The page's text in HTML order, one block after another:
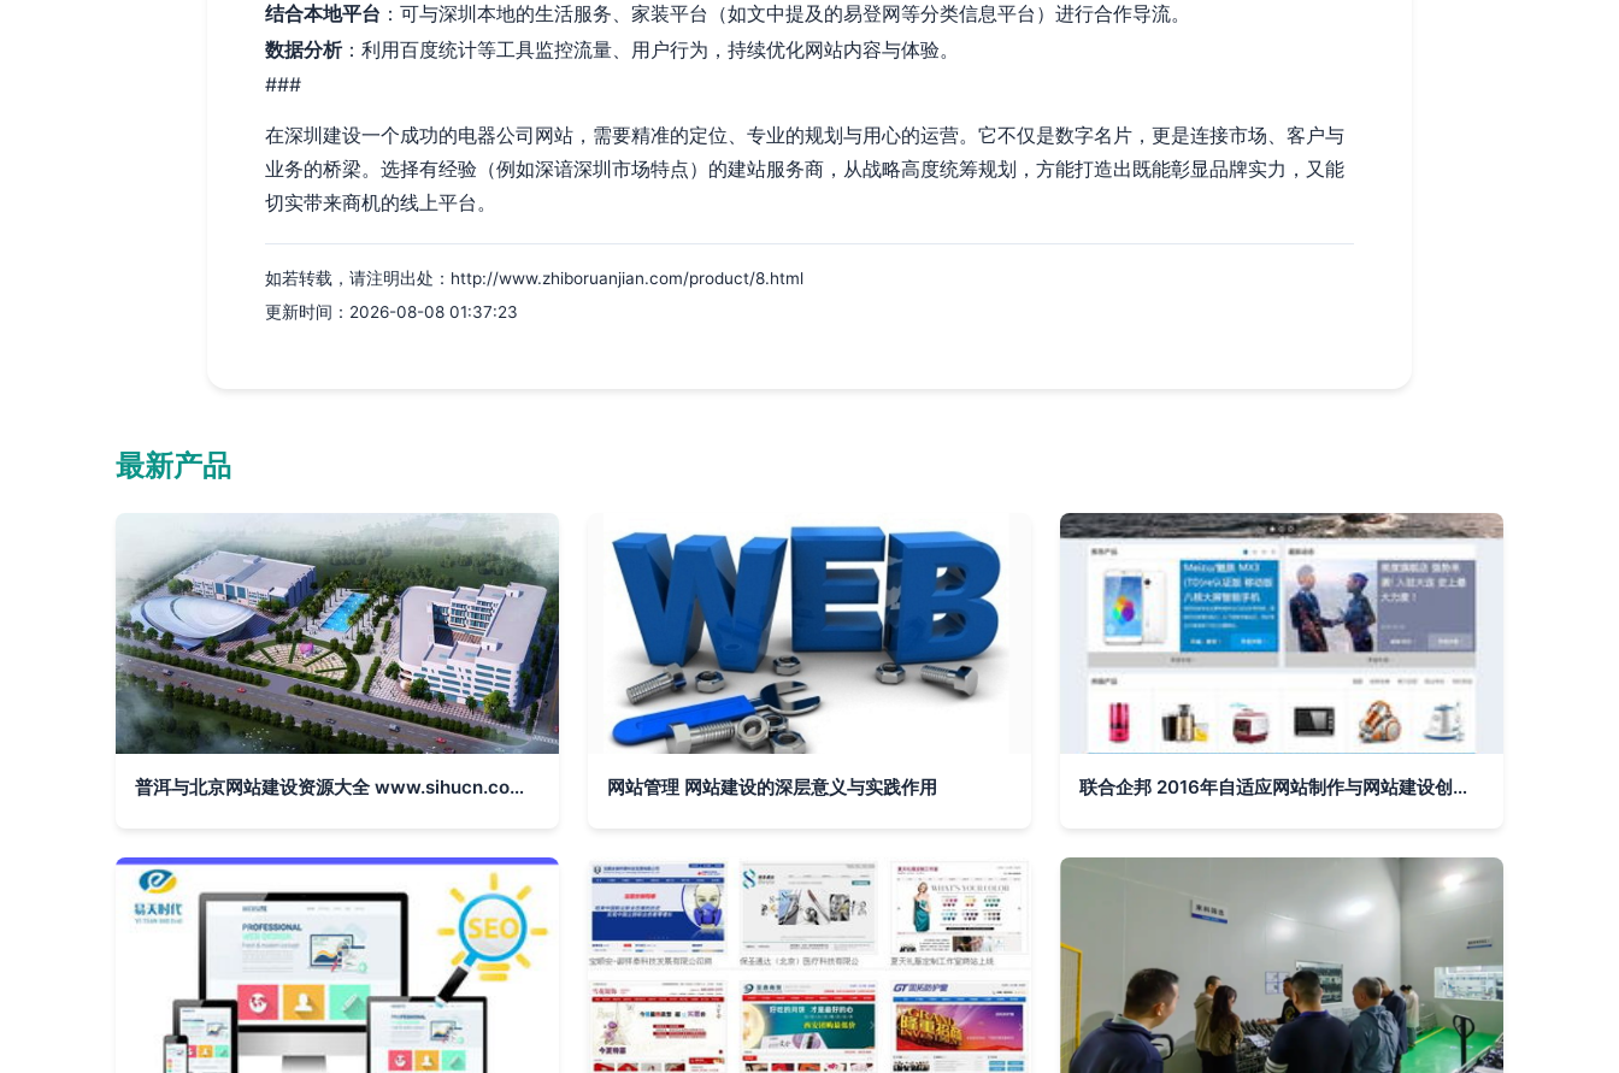
结合本地平台 ：可与深圳本地的生活服务、家装平台（如文中提及的易登网等分类信息平台）进行合作导流。
数据分析：利用百度统计等工具监控流量、用户行为，持续优化网站内容与体验。
###
在深圳建设一个成功的电器公司网站，需要精准的定位、专业的规划与用心的运营。它不仅是数字名片，更是连接市场、客户与
业务的桥梁。选择有经验（例如深谙深圳市场特点）的建站服务商，从战略高度统筹规划，方能打造出既能彰显品牌实力，又能
切实带来商机的线上平台。
如若转载，请注明出处：http://www.zhiboruanjian.com/product/8.html
更新时间：2026-08-08 01:37:23
最新产品
普洱与北京网站建设资源大全 www.sihucn.com官网整理指南 网站管理 网站建设的深层意义与实践作用 联合企邦 2016年自适应网站制作与网站建设创新实践